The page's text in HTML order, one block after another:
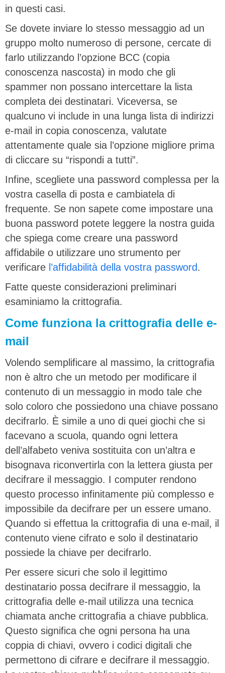
in questi casi.
Se dovete inviare lo stesso messaggio ad un
gruppo molto numeroso di persone, cercate di
farlo utilizzando l’opzione BCC (copia
conoscenza nascosta) in modo che gli
spammer non possano intercettare la lista
completa dei destinatari. Viceversa, se
qualcuno vi include in una lunga lista di indirizzi
e-mail in copia conoscenza, valutate
attentamente quale sia l’opzione migliore prima
di cliccare su “rispondi a tutti”.
Infine, scegliete una password complessa per la
vostra casella di posta e cambiatela di
frequente. Se non sapete come impostare una
buona password potete leggere la nostra guida
che spiega come creare una password
affidabile o utilizzare uno strumento per
verificare l’affidabilità della vostra password.
Fatte queste considerazioni preliminari
esaminiamo la crittografia.
Come funziona la crittografia delle e-
mail
Volendo semplificare al massimo, la crittografia
non è altro che un metodo per modificare il
contenuto di un messaggio in modo tale che
solo coloro che possiedono una chiave possano
decifrarlo. È simile a uno di quei giochi che si
facevano a scuola, quando ogni lettera
dell’alfabeto veniva sostituita con un’altra e
bisognava riconvertirla con la lettera giusta per
decifrare il messaggio. I computer rendono
questo processo infinitamente più complesso e
impossibile da decifrare per un essere umano.
Quando si effettua la crittografia di una e-mail, il
contenuto viene cifrato e solo il destinatario
possiede la chiave per decifrarlo.
Per essere sicuri che solo il legittimo
destinatario possa decifrare il messaggio, la
crittografia delle e-mail utilizza una tecnica
chiamata anche crittografia a chiave pubblica.
Questo significa che ogni persona ha una
coppia di chiavi, ovvero i codici digitali che
permettono di cifrare e decifrare il messaggio.